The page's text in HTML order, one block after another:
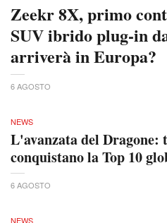
Zeekr 8X, primo
SUV ibrido plug-in
arriverà in Europa?
6 AGOSTO
NEWS
L'avanzata del Dragone:
conquistano la Top 10
6 AGOSTO
NEWS